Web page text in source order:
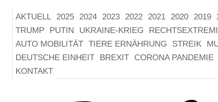
AKTUELL 2025 2024 2023 2022 2021 2020 2019
TRUMP
PUTIN UKRAINE-KRIEG
AUTO MOBILITÄT TIERE ERNÄHRUNG STREIK
DEUTSCHE EINHEIT
BREXIT
CORONA PANDEMIE
KONTAKT